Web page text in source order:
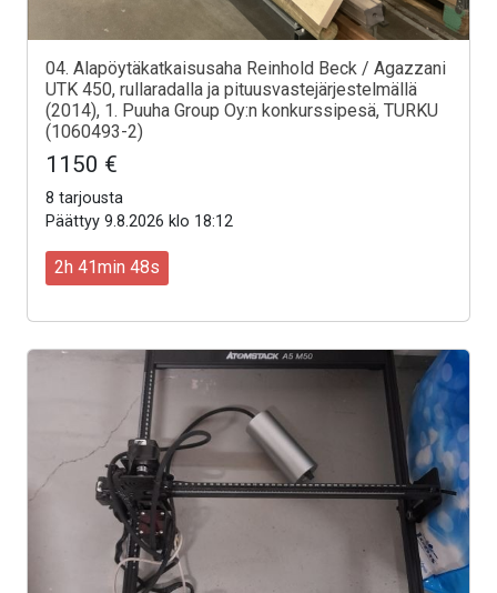
04. Alapöytäkatkaisusaha Reinhold Beck / Agazzani
UTK 450, rullaradalla ja pituusvastejärjestelmällä
(2014), 1. Puuha Group Oy:n konkurssipesä, TURKU
(1060493-2)
1150 €
8 tarjousta
Päättyy 9.8.2026 klo 18:12
2h 41min 46s